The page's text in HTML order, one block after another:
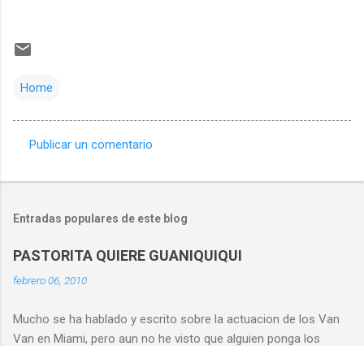
Home
o
n
r
i
Publicar un comentario
Entradas populares de este blog
PASTORITA QUIERE GUANIQUIQUI
febrero 06, 2010
Mucho se ha hablado y escrito sobre la actuacion de los Van
Van en Miami, pero aun no he visto que alguien ponga los